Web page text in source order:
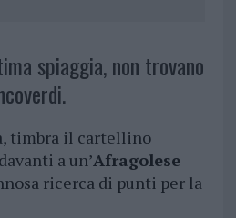
spiaggia, non trovano
timbra il cartellino
a un’Afragolese
ricerca di punti per la